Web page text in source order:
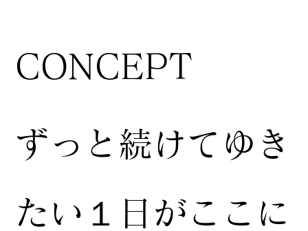
CONCEPT
ずっと続けてゆき
たい１日がここに